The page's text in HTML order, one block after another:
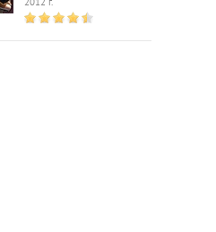
2012 г.